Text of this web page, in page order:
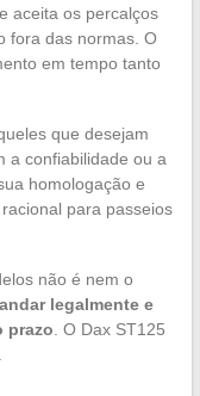
aceita os percalços
fora das normas. O
em tempo tanto
que desejam
a confiabilidade ou a
homologação e
para passeios
não é nem o
legalmente e
prazo . O Dax ST125